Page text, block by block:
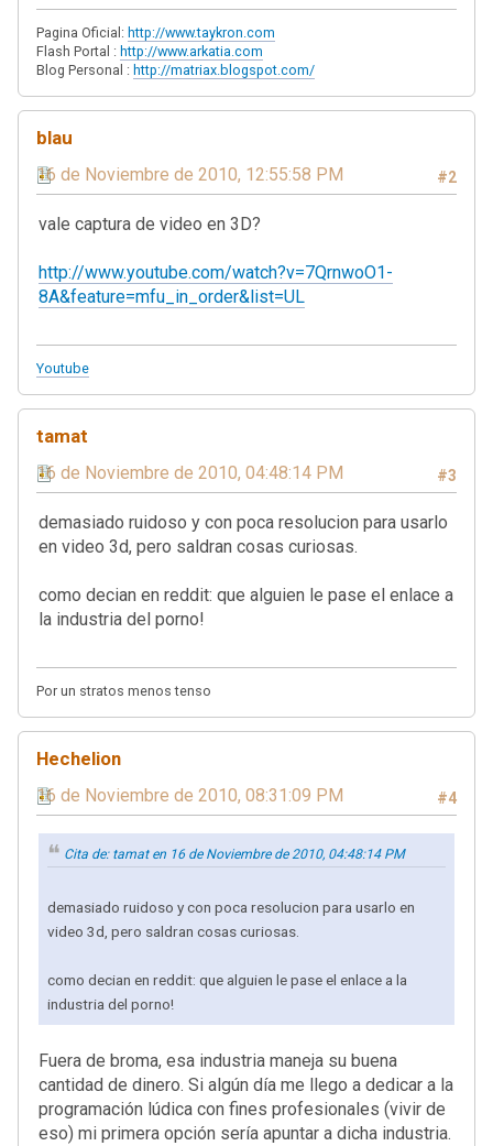
Pagina Oficial: http://www.taykron.com
Flash Portal : http://www.arkatia.com
Blog Personal : http://matriax.blogspot.com/
blau
#2
16 de Noviembre de 2010, 12:55:58 PM
vale captura de video en 3D?
http://www.youtube.com/watch?v=7QrnwoO1-
8A&feature=mfu_in_order&list=UL
Youtube
tamat
#3
16 de Noviembre de 2010, 04:48:14 PM
demasiado ruidoso y con poca resolucion para usarlo
en video 3d, pero saldran cosas curiosas.
como decian en reddit: que alguien le pase el enlace a
la industria del porno!
Por un stratos menos tenso
Hechelion
#4
16 de Noviembre de 2010, 08:31:09 PM
Cita de: tamat en 16 de Noviembre de 2010, 04:48:14 PM
demasiado ruidoso y con poca resolucion para usarlo en
video 3d, pero saldran cosas curiosas.
como decian en reddit: que alguien le pase el enlace a la
industria del porno!
Fuera de broma, esa industria maneja su buena
cantidad de dinero. Si algún día me llego a dedicar a la
programación lúdica con fines profesionales (vivir de
eso) mi primera opción sería apuntar a dicha industria.